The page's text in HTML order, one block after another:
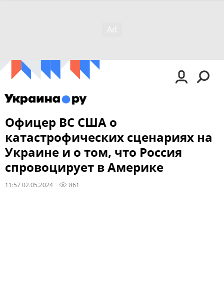
Офицер ВС США о
катастрофических сценариях на
Украине и о том, что Россия
спровоцирует в Америке
11:57 02.05.2024 861